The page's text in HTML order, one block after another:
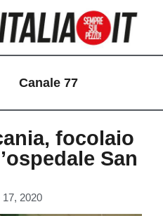
Canale 77
focolaio
San
17, 2020